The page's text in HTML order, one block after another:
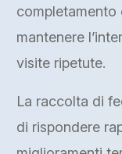
completamento
mantenere
visite ripetute.
La raccolta di
di rispondere